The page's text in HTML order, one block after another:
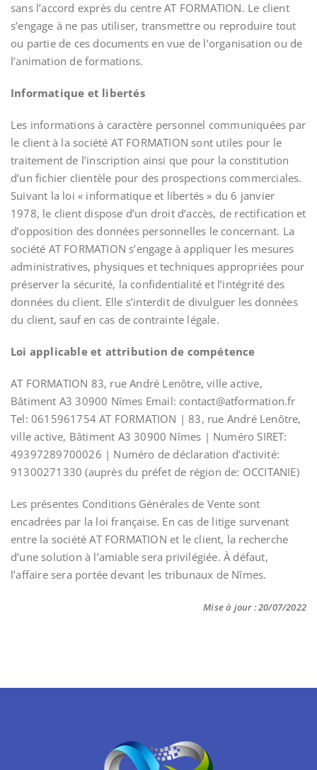
sans l’accord exprès du centre AT FORMATION. Le client
s’engage à ne pas utiliser, transmettre ou reproduire tout
ou partie de ces documents en vue de l’organisation ou de
l’animation de formations.
Informatique et libertés
Les informations à caractère personnel communiquées par
le client à la société AT FORMATION sont utiles pour le
traitement de l’inscription ainsi que pour la constitution
d’un fichier clientèle pour des prospections commerciales.
Suivant la loi « informatique et libertés » du 6 janvier
1978, le client dispose d’un droit d’accès, de rectification et
d’opposition des données personnelles le concernant. La
société AT FORMATION s’engage à appliquer les mesures
administratives, physiques et techniques appropriées pour
préserver la sécurité, la confidentialité et l’intégrité des
données du client. Elle s’interdit de divulguer les données
du client, sauf en cas de contrainte légale.
Loi applicable et attribution de compétence
AT FORMATION 83, rue André Lenôtre, ville active,
Bâtiment A3 30900 Nîmes Email: contact@atformation.fr
Tel: 0615961754 AT FORMATION | 83, rue André Lenôtre,
ville active, Bâtiment A3 30900 Nîmes | Numéro SIRET:
49397289700026 | Numéro de déclaration d’activité:
91300271330 (auprès du préfet de région de: OCCITANIE)
Les présentes Conditions Générales de Vente sont
encadrées par la loi française. En cas de litige survenant
entre la société AT FORMATION et le client, la recherche
d’une solution à l’amiable sera privilégiée. À défaut,
l’affaire sera portée devant les tribunaux de Nîmes.
Mise à jour : 20/07/2022